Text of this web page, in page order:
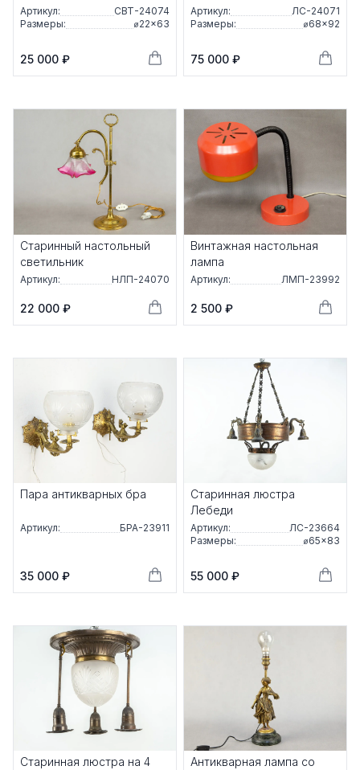
Артикул:
СВТ-24074
Размеры:
⌀22×63
25 000 ₽
Артикул:
ЛС-24071
Размеры:
⌀68×92
75 000 ₽
Старинный настольный
светильник
Артикул: НЛП-24070
22 000 ₽
Винтажная настольная
лампа
Артикул: ЛМП-23992
2 500 ₽
Пара антикварных бра
Артикул: БРА-23911
35 000 ₽
Старинная люстра
Лебеди
Артикул:
ЛС-23664
Размеры:
⌀65×83
55 000 ₽
Старинная люстра на 4
Антикварная лампа со